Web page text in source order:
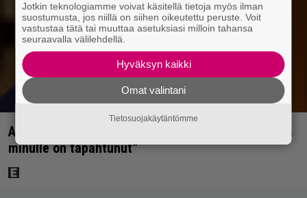
Antonio Banderas: ”Sydänkohtaus on parasta mitä
minulle on tapahtunut”
Jotkin teknologiamme voivat käsitellä tietoja myös ilman
suostumusta, jos niillä on siihen oikeutettu peruste. Voit
vastustaa tätä tai muuttaa asetuksiasi milloin tahansa
seuraavalla välilehdellä.
Hyväksyn kaikki
Omat valintani
Tietosuojakäytäntömme